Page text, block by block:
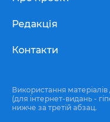
Редакція
Контакти
Використання
(для інтернет-видань -
нижче за третій абзац.